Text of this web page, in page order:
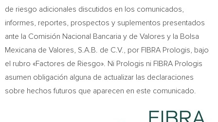
de riesgo adicionales discutidos en los comunicados,
informes, reportes, prospectos y suplementos presentados
ante la Comisión Nacional Bancaria y de Valores y la Bolsa
Mexicana de Valores, S.A.B. de C.V., por FIBRA Prologis, bajo
el rubro «Factores de Riesgo». Ni Prologis ni FIBRA Prologis
asumen obligación alguna de actualizar las declaraciones
sobre hechos futuros que aparecen en este comunicado.